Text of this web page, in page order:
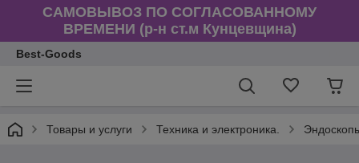
САМОВЫВОЗ ПО СОГЛАСОВАННОМУ
ВРЕМЕНИ (р-н ст.м Кунцевщина)
Best-Goods
Товары и услуги Техника и электроника.